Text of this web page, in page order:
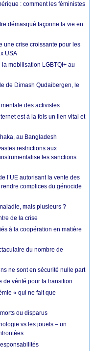
: comment les féministes
démasqué façonne la vie en
une crise croissante pour les
USA
mobilisation LGBTQI+ au
de Dimash Qudaibergen, le
des activistes
est à la fois un lien vital et
au Bangladesh
restrictions aux
les sanctions
l’UE autorisant la vente des
complices du génocide
mais plusieurs ?
de la crise
à la coopération en matière
du nombre de
ne sont en sécurité nulle part
de vérité pour la transition
« qui ne fait que
ou disparus
vs les jouets – un